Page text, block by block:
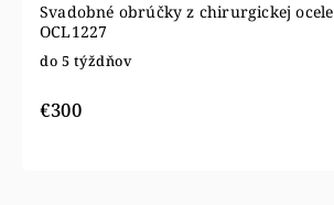
Svadobné obrúčky z chirurgickej ocele
OCL1227
do 5 týždňov
€300